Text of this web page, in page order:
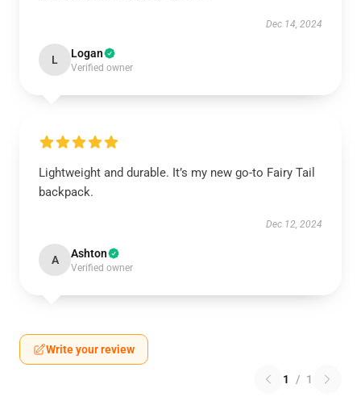
Dec 14, 2024
L Logan
Verified owner
Lightweight and durable. It’s my new go-to Fairy Tail
backpack.
Dec 12, 2024
A Ashton
Verified owner
Write your review
1 / 1